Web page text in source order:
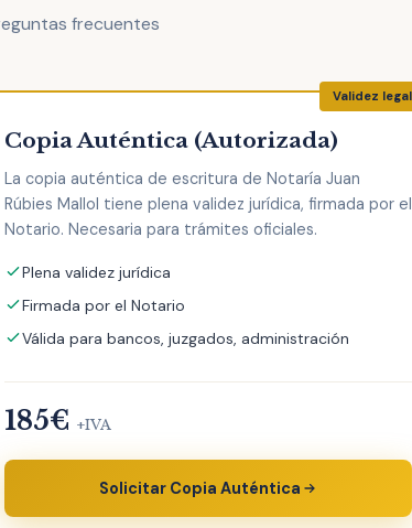
frecuentes
Copia Auténtica (Autorizada)
La copia auténtica de escritura de Notaría Juan
Rúbies Mallol tiene plena validez jurídica, firmada por el
Notario. Necesaria para trámites oficiales.
Plena validez jurídica
Firmada por el Notario
Válida para bancos, juzgados, administración
185€ +IVA
Solicitar Copia Auténtica